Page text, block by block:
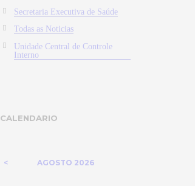
Secretaria Executiva de Saúde
Todas as Noticias
Unidade Central de Controle
Interno
CALENDARIO
AGOSTO 2026